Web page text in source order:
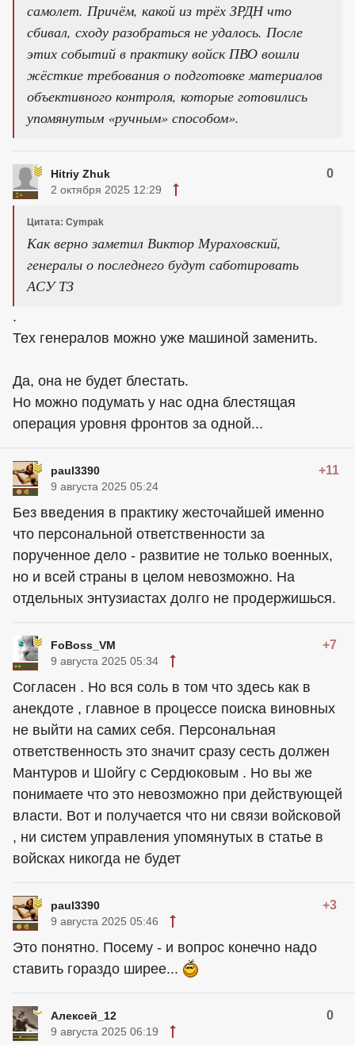
самолет. Причём, какой из трёх ЗРДН что
сбивал, сходу разобраться не удалось. После
этих событий в практику войск ПВО вошли
жёсткие требования о подготовке материалов
объективного контроля, которые готовились
упомянутым «ручным» способом».
Hitriy Zhuk 0
2 октября 2025 12:29
Цитата: Cympak
Как верно заметил Виктор Мураховский,
генералы о последнего будут саботировать
АСУ ТЗ
.
Тех генералов можно уже машиной заменить.
Да, она не будет блестать.
Но можно подумать у нас одна блестящая
операция уровня фронтов за одной...
paul3390 +11
9 августа 2025 05:24
Без введения в практику жесточайшей именно
что персональной ответственности за
порученное дело - развитие не только военных,
но и всей страны в целом невозможно. На
отдельных энтузиастах долго не продержишься.
FoBoss_VM +7
9 августа 2025 05:34
Согласен . Но вся соль в том что здесь как в
анекдоте , главное в процессе поиска виновных
не выйти на самих себя. Персональная
ответственность это значит сразу сесть должен
Мантуров и Шойгу с Сердюковым . Но вы же
понимаете что это невозможно при действующей
власти. Вот и получается что ни связи войсковой
, ни систем управления упомянутых в статье в
войсках никогда не будет
paul3390 +3
9 августа 2025 05:46
Это понятно. Посему - и вопрос конечно надо
ставить гораздо ширее...
Алексей_12 0
9 августа 2025 06:19